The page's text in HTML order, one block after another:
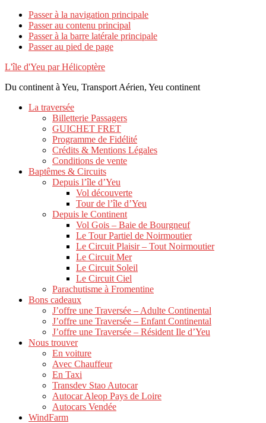
Passer à la navigation principale
Passer au contenu principal
Passer à la barre latérale principale
Passer au pied de page
L'île d'Yeu par Hélicoptère
Du continent à Yeu, Transport Aérien, Yeu continent
La traversée
Billetterie Passagers
GUICHET FRET
Programme de Fidélité
Crédits & Mentions Légales
Conditions de vente
Baptêmes & Circuits
Depuis l’île d’Yeu
Vol découverte
Tour de l’île d’Yeu
Depuis le Continent
Vol Gois – Baie de Bourgneuf
Le Tour Partiel de Noirmoutier
Le Circuit Plaisir – Tout Noirmoutier
Le Circuit Mer
Le Circuit Soleil
Le Circuit Ciel
Parachutisme à Fromentine
Bons cadeaux
J’offre une Traversée – Adulte Continental
J’offre une Traversée – Enfant Continental
J’offre une Traversée – Résident Ile d’Yeu
Nous trouver
En voiture
Avec Chauffeur
En Taxi
Transdev Stao Autocar
Autocar Aleop Pays de Loire
Autocars Vendée
WindFarm